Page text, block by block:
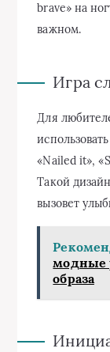
brave» на
важном.
Игра
Для
«Nailed it»,
Такой
вызовет
модные
образа